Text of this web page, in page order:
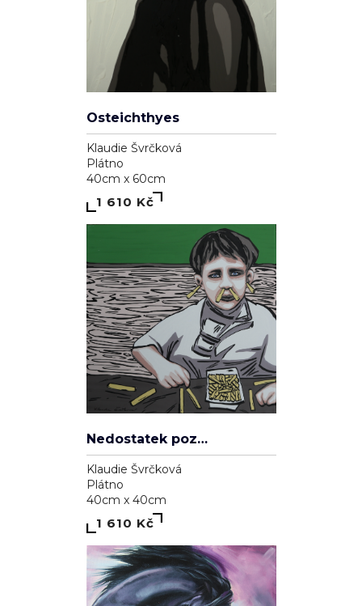
Osteichthyes
Klaudie Švrčková
Plátno
40cm x 60cm
1 610 Kč
Klaudie Švrčková
Plátno
40cm x 40cm
1 610 Kč